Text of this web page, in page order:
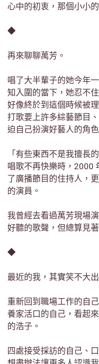
心中的初衷，那個小小的
◆
再來聊聊萬芳。
唱了大半輩子的她今年
知入圍的當下，她忍不
好像終於到這個時候被
打歌要上許多綜藝節目
迫自己扮演好藝人的角色
「有些東西不是我擅長
唱歌不再快樂時，2000
了廣播節目的住持人，
的演員。
我曾經去看過萬芳現場
好聽的歌聲，但總算見
◆
最近的我，其實笑不大出
重新回到職場工作的自
養家活口的自己，看起
的浩子。
四處接受採訪的自己、